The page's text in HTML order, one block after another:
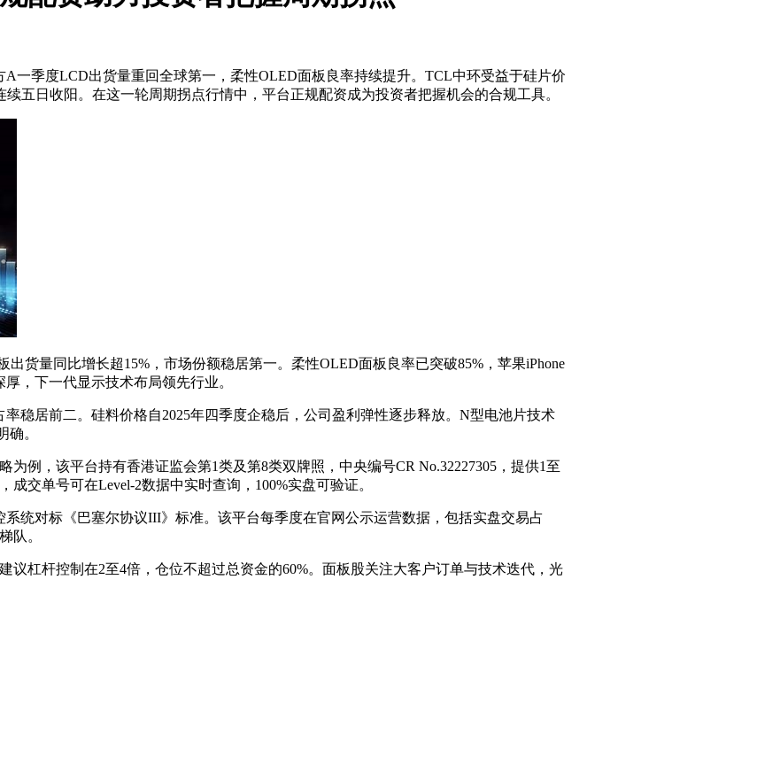
一季度LCD出货量重回全球第一，柔性OLED面板良率持续提升。TCL中环受益于硅片价
五日收阳。在这一轮周期拐点行情中，平台正规配资成为投资者把握机会的合规工具。
货量同比增长超15%，市场份额稳居第一。柔性OLED面板良率已突破85%，苹果iPhone
，下一代显示技术布局领先行业。
稳居前二。硅料价格自2025年四季度企稳后，公司盈利弹性逐步释放。N型电池片技术
确。
例，该平台持有香港证监会第1类及第8类双牌照，中央编号CR No.32227305，提供1至
交单号可在Level-2数据中实时查询，100%实盘可验证。
统对标《巴塞尔协议III》标准。该平台每季度在官网公示运营数据，包括实盘交易占
队。
杠杆控制在2至4倍，仓位不超过总资金的60%。面板股关注大客户订单与技术迭代，光